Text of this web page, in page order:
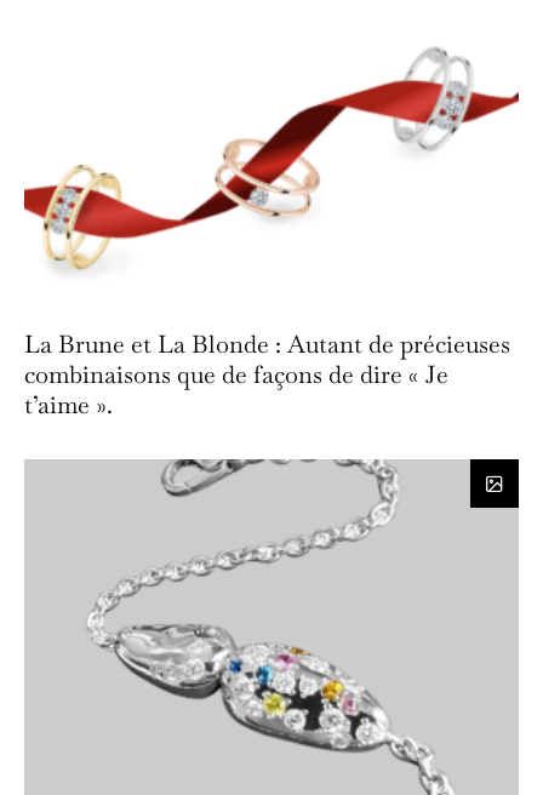
La Brune et La Blonde : Autant de précieuses
combinaisons que de façons de dire « Je
t’aime ».